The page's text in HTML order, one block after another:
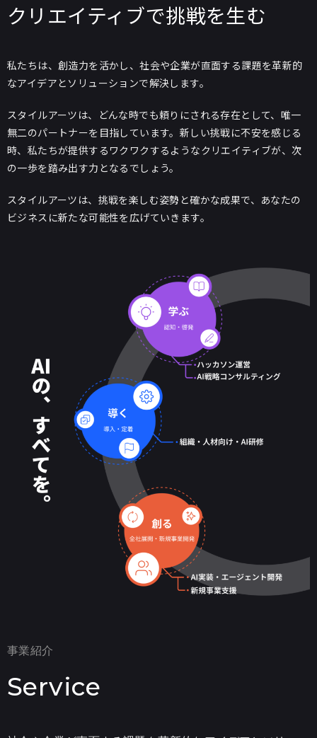
クリエイティブで挑戦を生む
私たちは、創造力を活かし、社会や企業が直面する課題を革新的
なアイデアとソリューションで解決します。
スタイルアーツは、どんな時でも頼りにされる存在として、唯一
無二のパートナーを目指しています。新しい挑戦に不安を感じる
時、私たちが提供するワクワクするようなクリエイティブが、次
の一歩を踏み出す力となるでしょう。
スタイルアーツは、挑戦を楽しむ姿勢と確かな成果で、あなたの
ビジネスに新たな可能性を広げていきます。
事業紹介
Service